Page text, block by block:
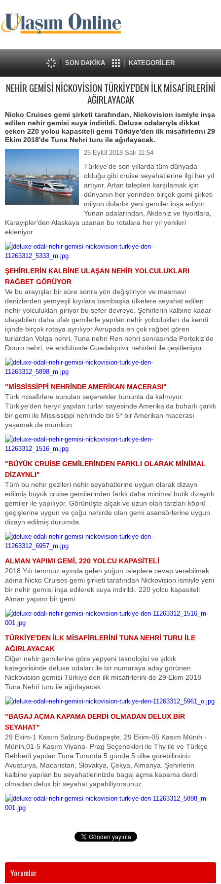
SON DAKİKA KATEGORİLER
NEHİR GEMİSİ NİCKOVİSİON TÜRKİYE'DEN İLK MİSAFİRLERİNİ
AĞIRLAYACAK
Nicko Cruises gemi şirketi tarafından, Nickovision ismiyle inşa
edilen nehir gemisi suya indirildi. Deluxe odalarıyla dikkat
çeken 220 yolcu kapasiteli gemi Türkiye'den ilk misafirlerini 29
Ekim 2018'de Tuna Nehri turu ile ağırlayacak.
25 Eylül 2018 Salı 11:54
Türkiye'de son yıllarda tüm dünyada
olduğu gibi cruise seyahatlerine ilgi her yıl
artıyor. Artan talepleri karşılamak için
dünyanın her yerinden birçok gemi şirketi
milyon dolarlık yeni gemiler inşa ediyor.
Yunan adalarından, Akdeniz ve fiyortlara,
Karayipler'den Alaskaya uzanan bu rotalara her yıl yenileri
ekleniyor.
ŞEHİRLERİN KALBİNE ULAŞAN NEHİR YOLCULUKLARI
RAĞBET GÖRÜYOR
Ve bu arayışlar bir süre sonra yön değiştiriyor ve masmavi
denizlerden yemyeşil kıyılara bambaşka ülkelere seyahat edilen
nehir yolculukları giriyor bu sefer devreye. Şehirlerin kalbine kadar
ulaşabilen daha ufak gemilerle yapılan nehir yolculukları da kendi
içinde birçok rotaya ayrılıyor Avrupada en çok rağbet gören
turlardan Volga nehri, Tuna nehri Ren nehri sonrasında Portekiz'de
Douro nehri, ve endülüsde Guadalquivir nehirleri ile çeşitleniyor.
"MİSSİSSİPPİ NEHRİNDE AMERİKAN MACERASI"
Türk misafirlere sunulan seçenekler bununla da kalmıyor.
Türkiye'den heryıl yapılan turlar sayesinde Amerika'da buharlı çarklı
bir gemi ile Mississippi nehrinde bir 5* bir Amerikan macerası
yaşamak da mümkün.
"BÜYÜK CRUİSE GEMİLERİNDEN FARKLI OLARAK MİNİMAL
DİZAYNLI"
Tüm bu nehir gezileri nehir seyahatlerine uygun olarak dizayn
edilmiş büyük cruise gemilerinden farklı daha minimal butik dizaynlı
gemiler ile yapılıyor. Görünüşte alçak ve uzun olan tarzları köprü
geçişlerine uygun ve çoğu nehirde olan gemi asansörlerine uygun
dizayn edilmiş durumda.
ALMAN YAPIMI GEMİ, 220 YOLCU KAPASİTELİ
2018 Yılı temmuz ayında gelen yoğun taleplere cevap verebilmek
adına Nicko Cruises gemi şirketi tarafından Nickovision ismiyle yeni
bir nehir gemisi inşa edilerek suya indirildi. 220 yolcu kapasiteli
Alman yapımı bir gemi.
TÜRKİYE'DEN İLK MİSAFİRLERİNİ TUNA NEHRİ TURU İLE
AĞIRLAYACAK
Diğer nehir gemilerine göre yepyeni teknolojisi ve şıklık
kategorisinde deluxe odaları ile bir numaraya aday görünen
Nickovision gemisi Türkiye'den ilk misafirlerini de 29 Ekim 2018
Tuna Nehri turu ile ağırlayacak.
"BAGAJ AÇMA KAPAMA DERDİ OLMADAN DELUX BİR
SEYAHAT"
29 Ekim-1 Kasım Salzurg-Budapeşte, 29 Ekim-05 Kasım Münih -
Münih,01-5 Kasım Viyana- Prag Seçenekleri ile Thy ile ve Türkçe
Rehberli yapılan Tuna Turunda 5 günde 5 ülke görebilirsiniz.
Avusturya, Macaristan, Slovakya, Çekya, Almanya. Şehirlerin
kalbine yapılan bu seyahatlerinizde bagaj açma kapama derdi
olmadan delux bir seyahat yapabiliyorsunuz.
Yorumlar